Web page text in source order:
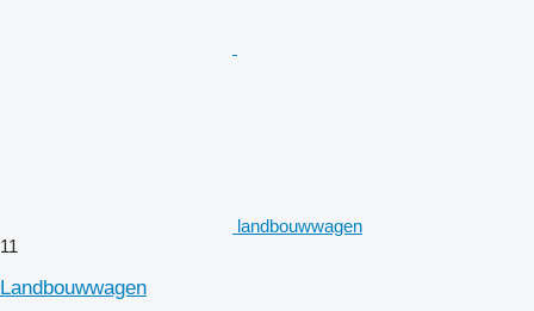
landbouwwagen
11
Landbouwwagen